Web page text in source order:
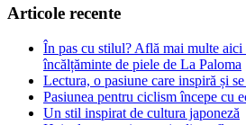
Articole recente
În pas cu stilul? Află mai multe aici
încălțăminte de piele de La Paloma
Lectura, o pasiune care inspiră și
Pasiunea pentru ciclism începe cu
Un stil inspirat de cultura japoneză